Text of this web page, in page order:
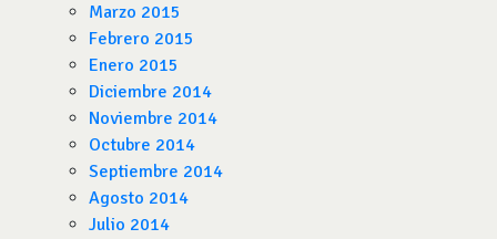
Marzo 2015
Febrero 2015
Enero 2015
Diciembre 2014
Noviembre 2014
Octubre 2014
Septiembre 2014
Agosto 2014
Julio 2014